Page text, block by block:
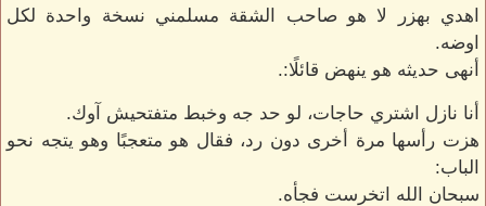
اهدي بهزر لا هو صاحب الشقة مسلمني نسخة واحدة لكل
اوضه.
أنهى حديثه هو ينهض قائلًا:.
أنا نازل اشتري حاجات، لو حد جه وخبط متفتحيش آوك.
هزت رأسها مرة أخرى دون رد، فقال هو متعجبًا وهو يتجه نحو
الباب:
سبحان الله اتخرست فجأه.